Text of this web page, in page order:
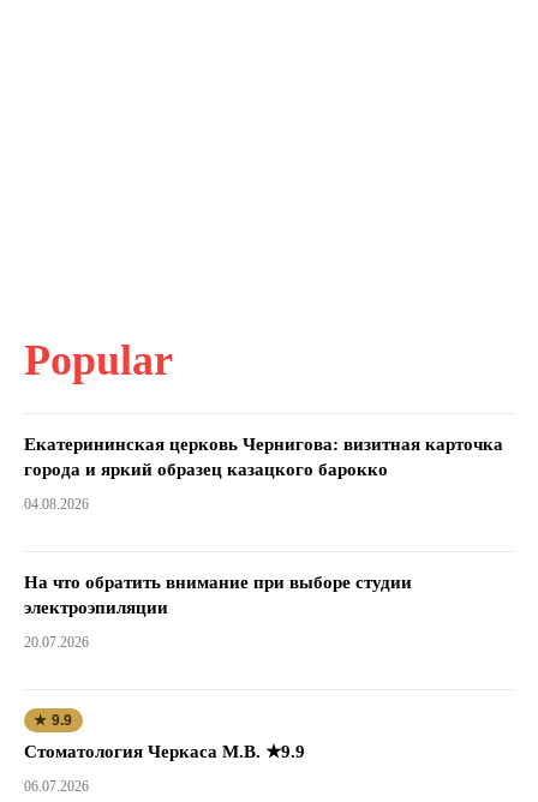
Popular
Екатерининская церковь Чернигова: визитная карточка
города и яркий образец казацкого барокко
04.08.2026
На что обратить внимание при выборе студии
электроэпиляции
20.07.2026
★ 9.9
Стоматология Черкаса М.В. ★9.9
06.07.2026